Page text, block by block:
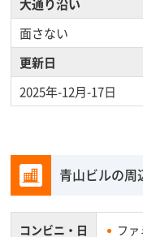
大通り沿い
面さない
更新日
2025年-12月-17日
青山ビルの周
コンビニ・ 日 フ